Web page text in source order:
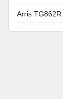
Arris